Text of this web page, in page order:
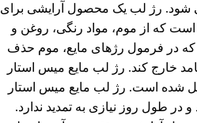
شود. رژ لب یک محصول آرایشی برای
که از موم، مواد رنگی، روغن و
که در فرمول رژهای مایع، موم حذف
خارج کند. رژ لب مایع میس استار
شده است. رژ لب مایع میس استار
24 ساعته دارد و در طول روز نیازی به تمدید ندارد.